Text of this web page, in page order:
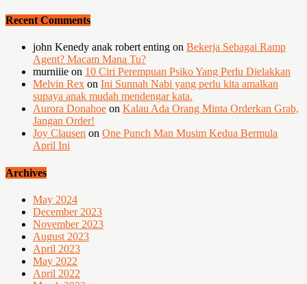
Recent Comments
john Kenedy anak robert enting on Bekerja Sebagai Ramp
Agent? Macam Mana Tu?
murniiie on 10 Ciri Perempuan Psiko Yang Perlu Dielakkan
Melvin Rex on Ini Sunnah Nabi yang perlu kita amalkan
supaya anak mudah mendengar kata.
Aurora Donahoe on Kalau Ada Orang Minta Orderkan Grab,
Jangan Order!
Joy Clausen on One Punch Man Musim Kedua Bermula
April Ini
Archives
May 2024
December 2023
November 2023
August 2023
April 2023
May 2022
April 2022